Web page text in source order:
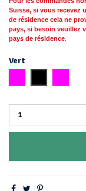
Suisse, si vous recevez
de résidence cela ne
pays, si besoin veuillez
pays de résidence
Vert